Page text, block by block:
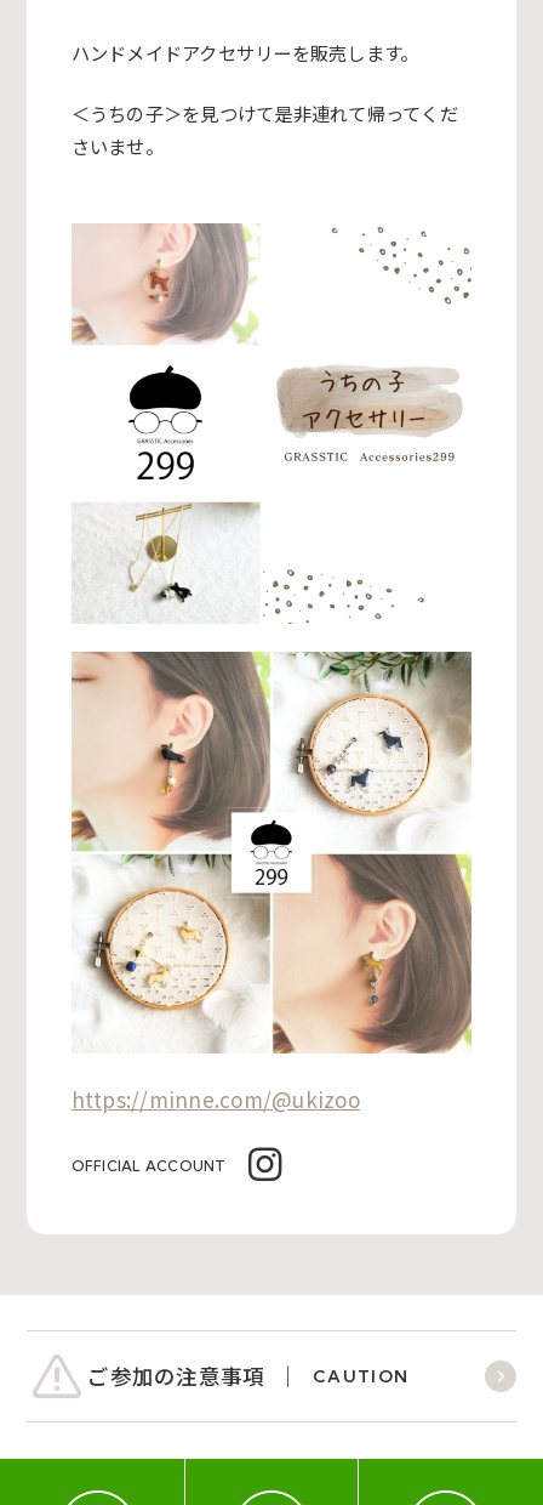
ハンドメイドアクセサリーを販売します。
＜うちの子＞を見つけて是非連れて帰ってくだ
さいませ。
https://minne.com/@ukizoo
OFFICIAL ACCOUNT
ご参加の注意事項 CAUTION